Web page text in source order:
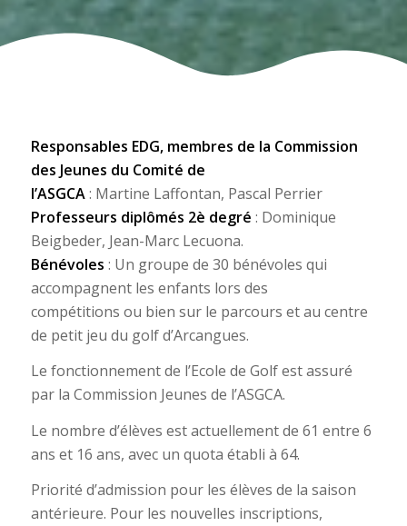
Responsables EDG, membres de la Commission
des Jeunes du Comité de
l’ASGCA: Martine Laffontan, Pascal Perrier
Professeurs diplômés 2è degré : Dominique
Beigbeder, Jean-Marc Lecuona.
Bénévoles : Un groupe de 30 bénévoles qui
accompagnent les enfants lors des
compétitions ou bien sur le parcours et au centre
de petit jeu du golf d’Arcangues.
Le fonctionnement de l’Ecole de Golf est assuré
par la Commission Jeunes de l’ASGCA.
Le nombre d’élèves est actuellement de 61 entre 6
ans et 16 ans, avec un quota établi à 64.
Priorité d’admission pour les élèves de la saison
antérieure. Pour les nouvelles inscriptions,